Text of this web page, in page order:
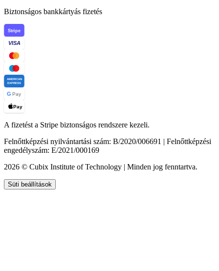
Biztonságos bankkártyás fizetés
Stripe
VISA
AMERICAN
EXPRESS
G Pay
Pay
A fizetést a Stripe biztonságos rendszere kezeli.
Felnőttképzési nyilvántartási szám: B/2020/006691 | Felnőttképzési
engedélyszám: E/2021/000169
2026 © Cubix Institute of Technology | Minden jog fenntartva.
Süti beállítások